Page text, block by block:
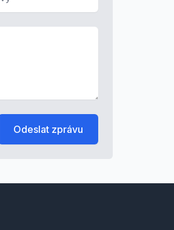
Odeslat zprávu